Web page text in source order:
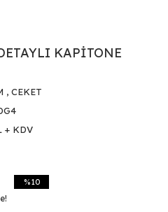
KAPİTONE
, CEKET
+ KDV
%10